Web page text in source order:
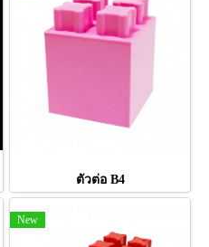
ตัวต่อ B4
New